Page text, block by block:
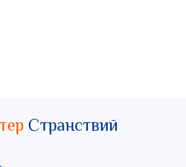
Странствий